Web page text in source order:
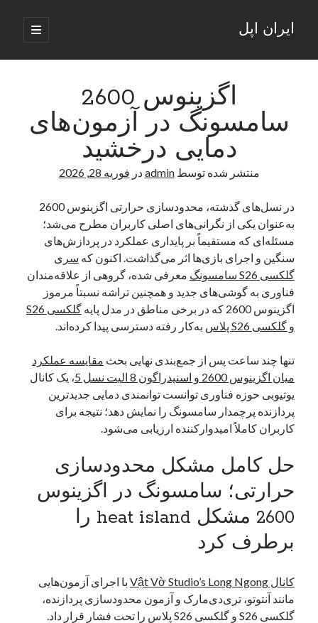
ایران اپل
باز
کردن
اصلی
نوار
کناری
نوشته‌های تازه
راه‌های اتصال موبایل و کامپیوتر به یکدیگر: تجربه‌ای یکپارچه و کاربردی
انتقاد کاربران از اتمام زودهنگام بسته‌های اینترنت ایرانسل همزمان با شرایط
ادعای نت‌بلاکس: قطعی اینترنت ایران بیش از 120 ساعت ادامه یافت؛ اتصال
کشور به حدود یک درصد رسید
قطعی اینترنت در ایران از مرز 48 ساعت گذشت!
گوشی HMD Luma با دوربین 50 مگاپیکسل و نمایشگر 120 هرتز رونمایی شد
آخرین دیدگاه‌ها
یک نویسنده دیدگاه وردپرسدرتعمیرات تخصصی فیس آیدی
بایگانی‌ها
مارس 2026
فوریه 2026
دسامبر 2025
آگوست 2025
جولای 2025
می 2025
مارس 2025
فوریه 2025
ژانویه 2025
اگزینوس 2600
سامسونگ در آزمون‌های
دمایی درخشید
منتشر شده توسطadminدر فوریه 28, 2026
در نسل‌های گذشته، محدودسازی حرارتی اگزینوس 2600
به‌عنوان یکی از نگرانی‌های اصلی کاربران مطرح می‌شد؛
مسئله‌ای که مستقیماً بر پایداری عملکرد در پردازش‌های
سنگین و اجرای بازی‌ها اثر می‌گذاشت. اکنون که سری
گلکسی S26 سامسونگ
معرفی شده، گروهی از علاقه‌مندان
فناوری به گوشی‌های جدید و همچنین تراشه نسبتاً مرموز
اگزینوس 2600 که در برخی مناطق در مدل پایه
گلکسی S26
و گلکسی S26 پلاس
به‌کار رفته دسترسی پیدا کرده‌اند.
تنها چند ساعت پس از جمع‌بندی نهایی بحث مقایسه عملکرد
میان اگزینوس 2600 و اسنپدراگون 8 الیت نسل 5
، یک کانال
یوتیوبی حوزه فناوری توانست توانمندی دمایی جدیدترین
پردازنده پرچمدار سامسونگ را نمایش دهد؛ نتیجه برای
کاربران کاملاً امیدوارکننده ارزیابی می‌شود.
حل کامل مشکل محدودسازی
حرارتی؛ سامسونگ در اگزینوس
2600 مشکل heat island را
برطرف کرد
کانال Vật Vờ Studio’s Long Ngong
با اجرای آزمون‌هایی
مانند آنتوتو، تری‌دی‌مارک و آزمون محدودسازی پردازنده،
گلکسی S26 و گلکسی S26 پلاس را تحت فشار قرار داد.